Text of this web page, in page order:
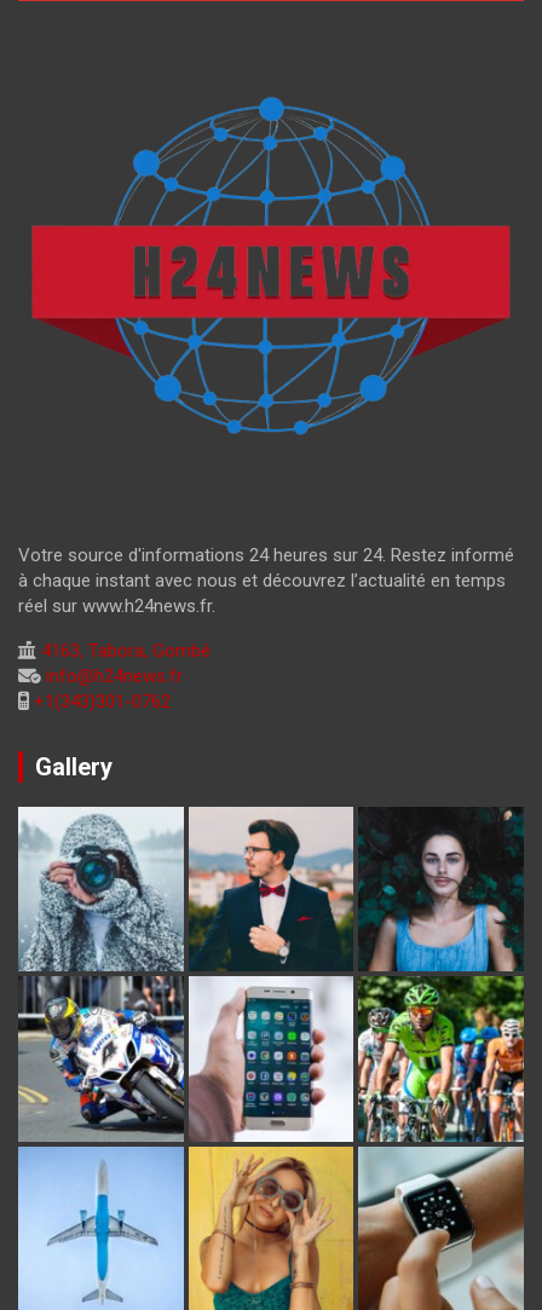
Votre source d'informations 24 heures sur 24. Restez informé
à chaque instant avec nous et découvrez l’actualité en temps
réel sur www.h24news.fr.
4163, Tabora, Gombé
info@h24news.fr
+1(343)301-0762
Gallery